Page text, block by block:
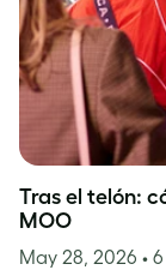
Tras el telón:
MOO
May 28, 2026 •